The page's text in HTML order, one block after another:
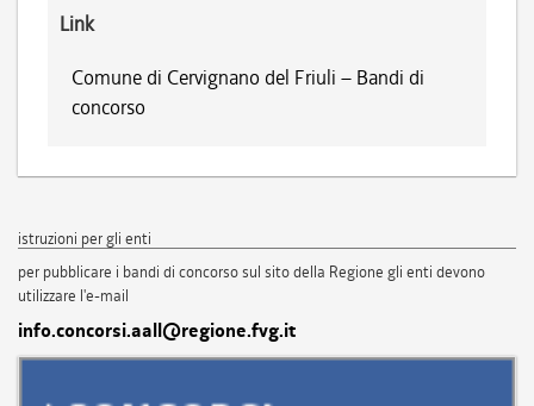
Link
Comune di Cervignano del Friuli – Bandi di
concorso
istruzioni per gli enti
per pubblicare i bandi di concorso sul sito della Regione gli enti devono
utilizzare l'e-mail
info.concorsi.aall@regione.fvg.it